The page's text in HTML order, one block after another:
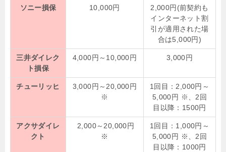
ソニー損保 10,000円
2,000円(前契約も
インターネット割
引が適用された場
合は5,000円)
三井ダイレク
ト損保
4,000円～10,000円 3,000円
チューリッヒ
3,000円～20,000円
※
1回目：2,000円～
5,000円 ※、2回
目以降：1500円
アクサダイレ
クト
2,000～20,000円
※
1回目：1,000円～
5,000円 ※、2回
目以降：1000円